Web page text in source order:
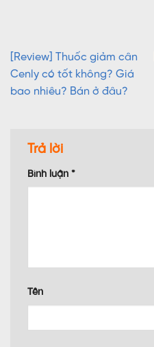
[Review] Thuốc giảm cân
Cenly có tốt không? Giá
bao nhiêu? Bán ở đâu?
Trả lời
Bình luận *
Tên